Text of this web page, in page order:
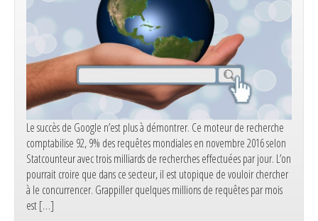
Le succès de Google n’est plus à démontrer. Ce moteur de recherche
comptabilise 92, 9% des requêtes mondiales en novembre 2016 selon
Statcounteur avec trois milliards de recherches effectuées par jour. L’on
pourrait croire que dans ce secteur, il est utopique de vouloir chercher
à le concurrencer. Grappiller quelques millions de requêtes par mois
est […]